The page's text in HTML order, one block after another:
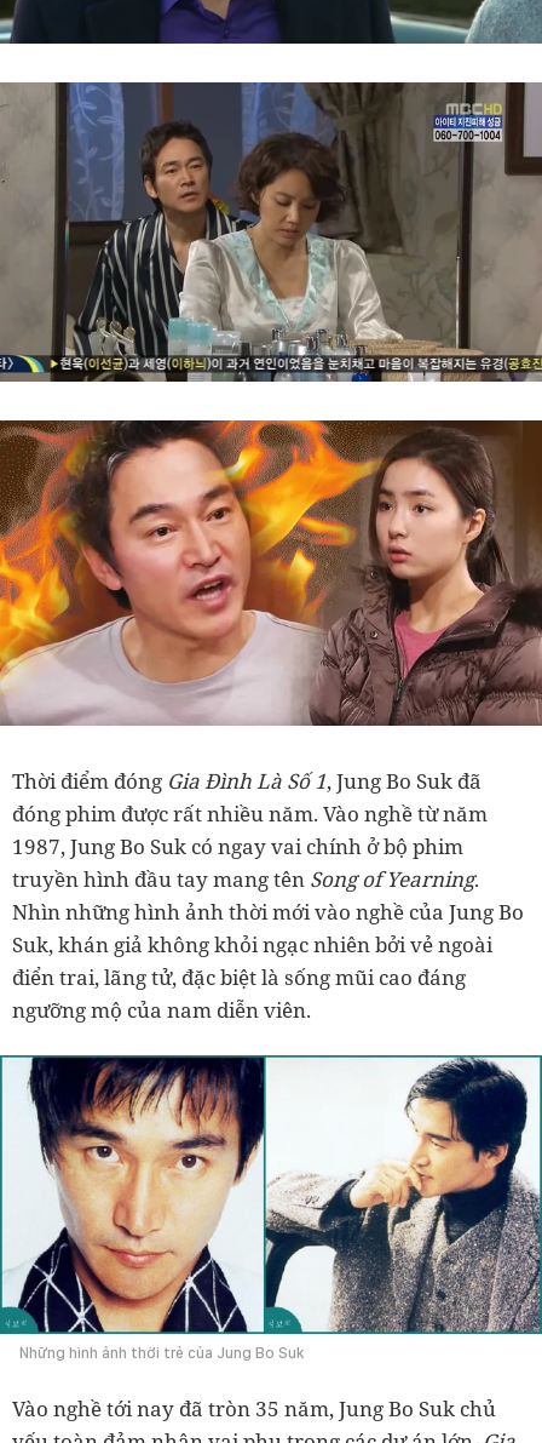
Thời điểm đóng Gia Đình Là Số 1, Jung Bo Suk đã
đóng phim được rất nhiều năm. Vào nghề từ năm
1987, Jung Bo Suk có ngay vai chính ở bộ phim
truyền hình đầu tay mang tên Song of Yearning.
Nhìn những hình ảnh thời mới vào nghề của Jung Bo
Suk, khán giả không khỏi ngạc nhiên bởi vẻ ngoài
điển trai, lãng tử, đặc biệt là sống mũi cao đáng
ngưỡng mộ của nam diễn viên.
Những hình ảnh thời trẻ của Jung Bo Suk
Vào nghề tới nay đã tròn 35 năm, Jung Bo Suk chủ